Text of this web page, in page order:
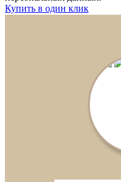
Купить в один клик